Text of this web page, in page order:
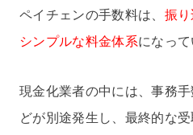
ペイチェンの手数料は、 振
シンプルな料金体系になって
現金化業者の中には、事務
どが別途発生し、最終的な